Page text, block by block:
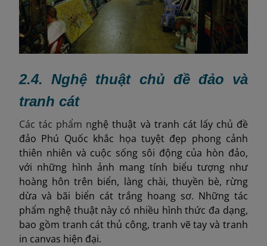
2.4. Nghệ thuật chủ đề đảo và
tranh cát
Các tác phẩm nghệ thuật và tranh cát lấy chủ đề
đảo Phú Quốc khắc họa tuyệt đẹp phong cảnh
thiên nhiên và cuộc sống sôi động của hòn đảo,
với những hình ảnh mang tính biểu tượng như
hoàng hôn trên biển, làng chài, thuyền bè, rừng
dừa và bãi biển cát trắng hoang sơ. Những tác
phẩm nghệ thuật này có nhiều hình thức đa dạng,
bao gồm tranh cát thủ công, tranh vẽ tay và tranh
in canvas hiện đại.